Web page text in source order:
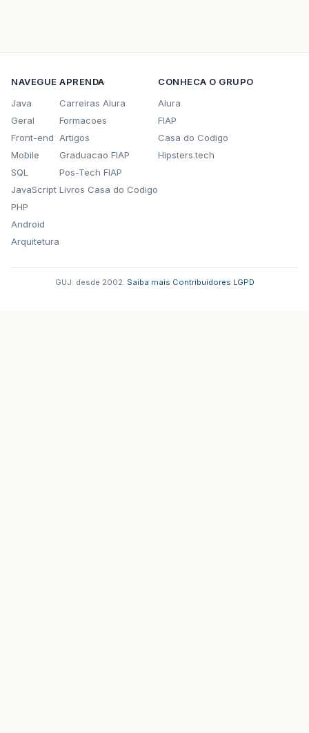
NAVEGUE
Java
Geral
Front-end
Mobile
SQL
JavaScript
PHP
Android
Arquitetura
APRENDA
Carreiras Alura
Formacoes
Artigos
Graduacao FIAP
Pos-Tech FIAP
Livros Casa do Codigo
CONHECA O GRUPO
Alura
FIAP
Casa do Codigo
Hipsters.tech
GUJ: desde 2002. Saiba mais Contribuidores LGPD